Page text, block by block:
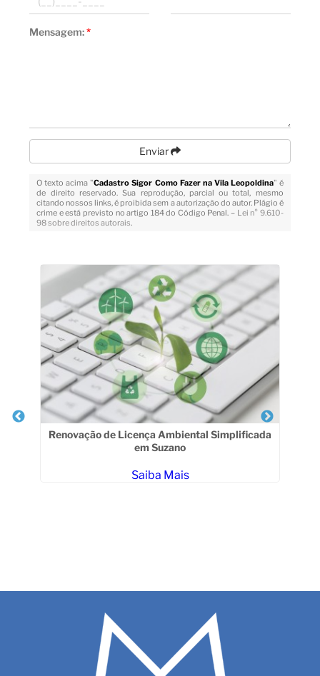
Mensagem:*
Enviar
O texto acima "Cadastro Sigor Como Fazer na Vila Leopoldina" é
de direito reservado. Sua reprodução, parcial ou total, mesmo
citando nossos links, é proibida sem a autorização do autor. Plágio é
crime e está previsto no artigo 184 do Código Penal. – Lei n° 9.610-
98 sobre direitos autorais.
Renovação de Licença Ambiental Simplificada
em Suzano
Saiba Mais